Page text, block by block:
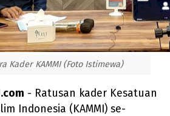
Kader KAMMI (Foto Istimewa)
- Ratusan kader Kesatuan
Indonesia (KAMMI) se-